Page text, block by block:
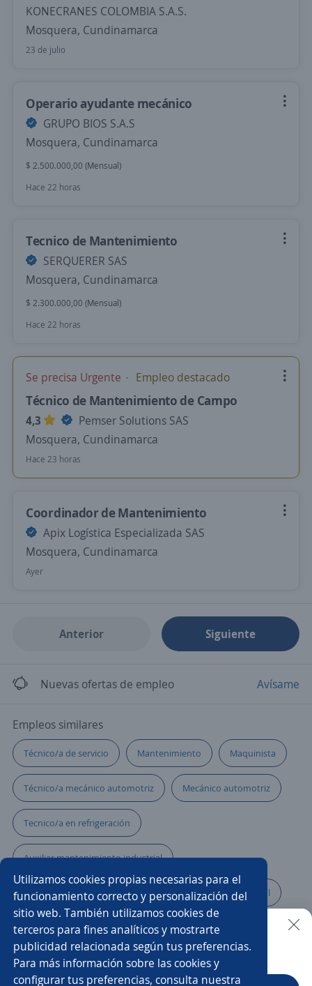
Utilizamos cookies propias necesarias para el
funcionamiento correcto y personalización del
sitio web. También utilizamos cookies de
terceros para fines analíticos y mostrarte
publicidad relacionada según tus preferencias.
Para más información sobre las cookies y
configurar tus preferencias, consulta nuestra
KONECRANES COLOMBIA S.A.S.
Mosquera, Cundinamarca
23 de julio
Operario ayudante mecánico
GRUPO BIOS S.A.S
Mosquera, Cundinamarca
$ 2.500.000,00 (Mensual)
Hace 22 horas
Tecnico de Mantenimiento
SERQUERER SAS
Mosquera, Cundinamarca
$ 2.300.000,00 (Mensual)
Hace 22 horas
Se precisa Urgente Empleo destacado
Técnico de Mantenimiento de Campo
4,3
Pemser Solutions SAS
Mosquera, Cundinamarca
Hace 23 horas
Coordinador de Mantenimiento
Apix Logística Especializada SAS
Mosquera, Cundinamarca
Ayer
Anterior Siguiente
Nuevas ofertas de empleo Avísame
Empleos similares
Técnico/a de servicio Mantenimiento Maquinista
Técnico/a mecánico automotriz Mecánico automotriz
Tecnico/a en refrigeración
Auxiliar mantenimiento industrial
Planificador/a de mantenimiento Ingeniero comercial
Técnico/a electromecánico
Mecánico/a de mantenimiento
Buscar es más fácil en la app